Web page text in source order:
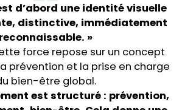
d’abord une identité visuelle
distinctive, immédiatement
reconnaissable. »
force repose sur un concept
prévention et la prise en charge
bien-être global.
est structuré : prévention,